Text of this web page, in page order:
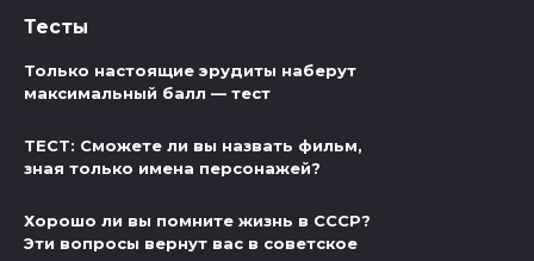
Тесты
Только настоящие эрудиты наберут
максимальный балл — тест
ТЕСТ: Сможете ли вы назвать фильм,
зная только имена персонажей?
Хорошо ли вы помните жизнь в СССР?
Эти вопросы вернут вас в советское